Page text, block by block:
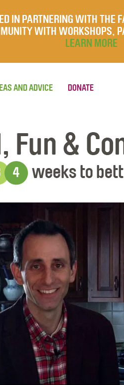
IN PARTNERING WITH THE
WITH WORKSHOPS,
LEARN MORE
AND ADVICE DONATE